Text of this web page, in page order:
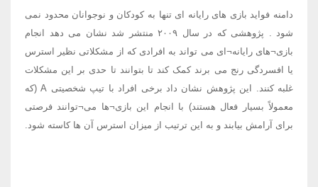
دامنه فواید بازی های رایانه ای تنها به کودکان و نوجوانان محدود نمی
شود . پژوهشی که در سال ۲۰۰۹ منتشر شد نشان می دهد انجام
بازی¬های رایانه¬ای می تواند به افرادی که از مشکلاتی نظیر استرس
یا افسردگی رنج می برند کمک کند تا بتوانند تا حدی بر این مشکلات
غلبه کنند. این پژوهش نشان داد برخی افراد با تیپ شخصیتی A (که
معمولاً بسیار فعال هستند) با انجام این بازی¬ها می¬توانند فرصتی
برای آرامش بیابند و به این ترتیب از میزان استرس آن ها کاسته شود.